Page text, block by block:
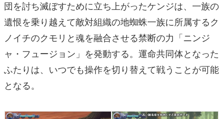
団を討ち滅ぼすために立ち上がったケンジは、一族の
遺恨を乗り越えて敵対組織の地蜘蛛一族に所属するク
ノイチのクモリと魂を融合させる禁断の力「ニンジ
ャ・フュージョン」を発動する。運命共同体となった
ふたりは、いつでも操作を切り替えて戦うことが可能
となる。